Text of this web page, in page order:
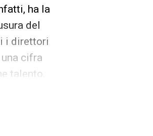
ha la
del
i direttori
una cifra
talento.